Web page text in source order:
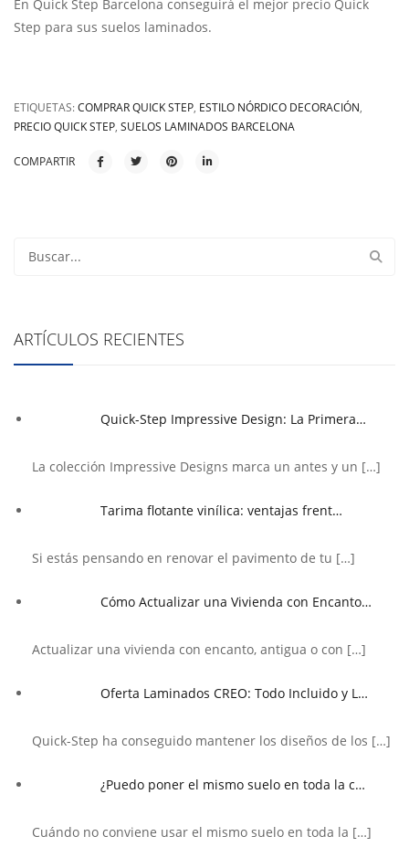
En Quick Step Barcelona conseguirá el mejor precio Quick
Step para sus suelos laminados.
ETIQUETAS:COMPRAR QUICK STEP, ESTILO NÓRDICO DECORACIÓN,
PRECIO QUICK STEP, SUELOS LAMINADOS BARCELONA
COMPARTIR
ARTÍCULOS RECIENTES
Quick-Step Impressive Design: La Primera…
La colección Impressive Designs marca un antes y un […]
Tarima flotante vinílica: ventajas frent…
Si estás pensando en renovar el pavimento de tu […]
Cómo Actualizar una Vivienda con Encanto…
Actualizar una vivienda con encanto, antigua o con […]
Oferta Laminados CREO: Todo Incluido y L…
Quick-Step ha conseguido mantener los diseños de los […]
¿Puedo poner el mismo suelo en toda la c…
Cuándo no conviene usar el mismo suelo en toda la […]